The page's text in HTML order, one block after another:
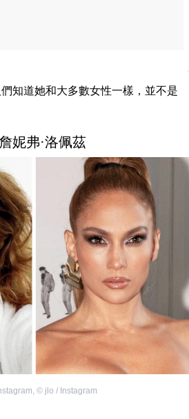
知道她和大多數女性一樣，並不是
妮弗·洛佩茲
, © jlo / Instagram